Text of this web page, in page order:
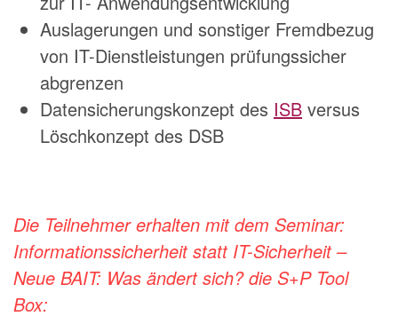
Auslagerungen und sonstiger Fremdbezug
von IT-Dienstleistungen prüfungssicher
abgrenzen
Datensicherungskonzept des ISB versus
Löschkonzept des DSB
Die Teilnehmer erhalten mit dem Seminar:
Informationssicherheit statt IT-Sicherheit –
Neue BAIT: Was ändert sich? die S+P Tool
Box: